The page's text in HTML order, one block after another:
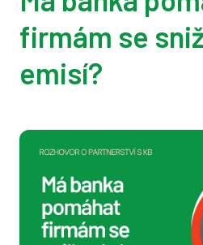
firmám se
emisí?